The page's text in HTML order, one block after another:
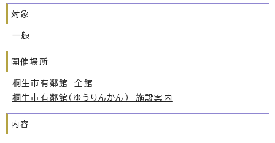
対象
一般
開催場所
桐生市有鄰館 全館
桐生市有鄰館（ゆうりんかん） 施設案内
内容